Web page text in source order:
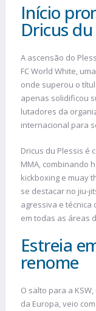
Início
Dricus du
A ascensão do
FC World White,
onde superou o
apenas solidificou
lutadores da
internacional para
Dricus du Plessis é
MMA, combinando
kickboxing e muay
se destacar no jiu-
agressiva e técnica
em todas as áreas
Estreia
renome
O salto para a
da Europa, veio